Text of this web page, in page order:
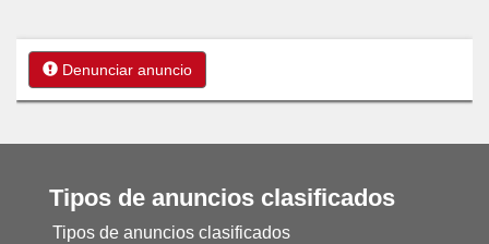
Denunciar anuncio
Tipos de anuncios clasificados
Tipos de anuncios clasificados